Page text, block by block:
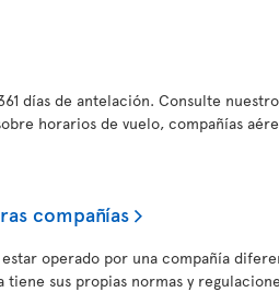
días de antelación. Consulte
horarios de vuelo, compañías
compañías
operado por una compañía
tiene sus propias normas y